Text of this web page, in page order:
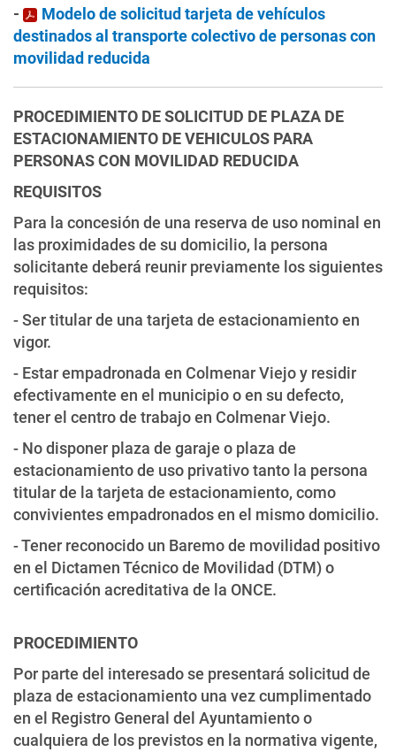
-
Modelo de solicitud tarjeta de vehículos
destinados al transporte colectivo de personas con
movilidad reducida
PROCEDIMIENTO DE SOLICITUD DE PLAZA DE
ESTACIONAMIENTO DE VEHICULOS PARA
PERSONAS CON MOVILIDAD REDUCIDA
REQUISITOS
Para la concesión de una reserva de uso nominal en
las proximidades de su domicilio, la persona
solicitante deberá reunir previamente los siguientes
requisitos:
- Ser titular de una tarjeta de estacionamiento en
vigor.
- Estar empadronada en Colmenar Viejo y residir
efectivamente en el municipio o en su defecto,
tener el centro de trabajo en Colmenar Viejo.
- No disponer plaza de garaje o plaza de
estacionamiento de uso privativo tanto la persona
titular de la tarjeta de estacionamiento, como
convivientes empadronados en el mismo domicilio.
- Tener reconocido un Baremo de movilidad positivo
en el Dictamen Técnico de Movilidad (DTM) o
certificación acreditativa de la ONCE.
PROCEDIMIENTO
Por parte del interesado se presentará solicitud de
plaza de estacionamiento una vez cumplimentado
en el Registro General del Ayuntamiento o
cualquiera de los previstos en la normativa vigente,